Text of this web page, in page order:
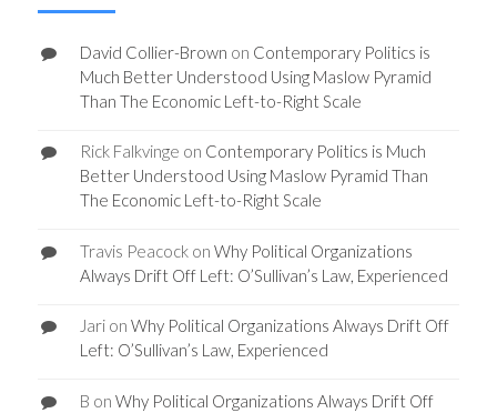
David Collier-Brown on Contemporary Politics is
Much Better Understood Using Maslow Pyramid
Than The Economic Left-to-Right Scale
Rick Falkvinge on Contemporary Politics is Much
Better Understood Using Maslow Pyramid Than
The Economic Left-to-Right Scale
Travis Peacockon Why Political Organizations
Always Drift Off Left: O’Sullivan’s Law, Experienced
Jarion Why Political Organizations Always Drift Off
Left: O’Sullivan’s Law, Experienced
B on Why Political Organizations Always Drift Off